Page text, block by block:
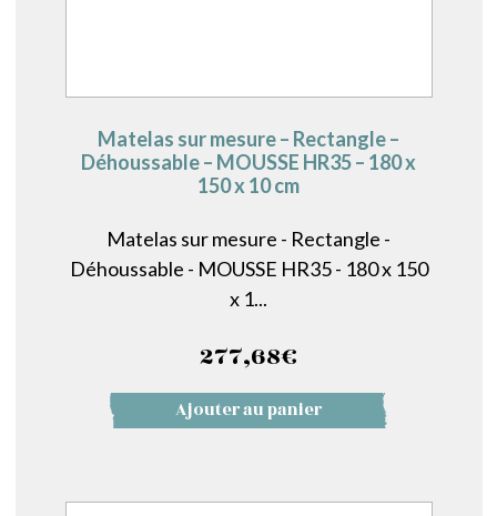
Matelas sur mesure – Rectangle –
Déhoussable – MOUSSE HR35 – 180 x
150 x 10 cm
Matelas sur mesure - Rectangle -
Déhoussable - MOUSSE HR35 - 180 x 150
x 1...
277,68€
Ajouter au panier